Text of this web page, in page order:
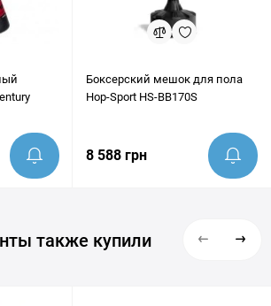
Боксерский мешок для пола
Hop-Sport HS-BB170S
8 588 грн
также купили